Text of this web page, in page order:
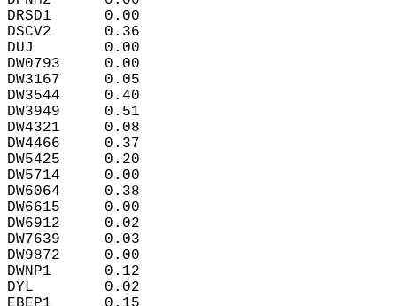
DRSD1      0.00
DSCV2      0.36
DUJ        0.00
DW0793     0.00
DW3167     0.05
DW3544     0.40
DW3949     0.51
DW4321     0.08
DW4466     0.37
DW5425     0.20
DW5714     0.00
DW6064     0.38
DW6615     0.00
DW6912     0.02
DW7639     0.03
DW9872     0.00
DWNP1      0.12
DYL        0.02